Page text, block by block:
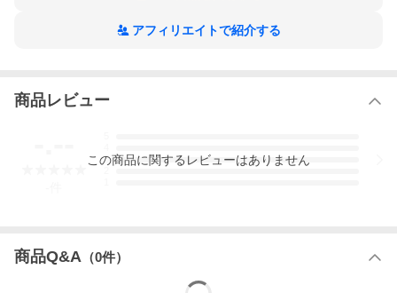
同軸デジタル入力：192kHz/24bit、DSD64
アナログ：RCA×2、XLR×1
光デジタル入力：192kHz/24bit、DSD64
●ライン出力仕様：
●THD+N：＜0.015%（1kHz/0dB@10kΩ、XLR出力）
●付属品：赤外線リモコン／AC電源コード／赤白RCAオーディオ
アフィリエイトで紹介する
商品レビュー
3
この商品に関するレビューはありません
商品Q&A （0件）